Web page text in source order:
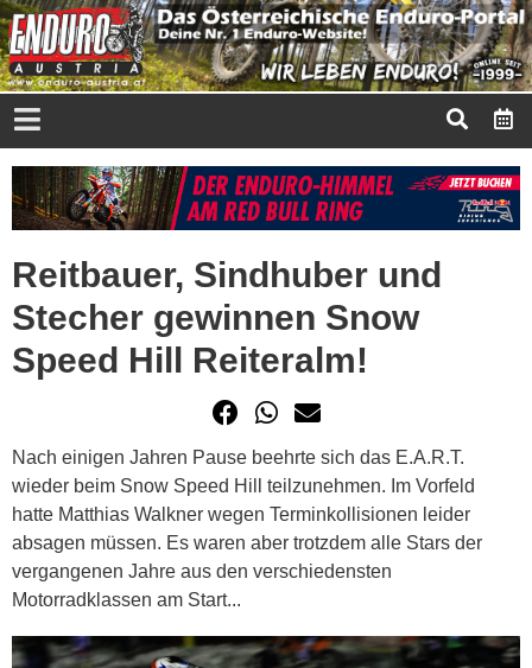
Reitbauer, Sindhuber und
Stecher gewinnen Snow
Speed Hill Reiteralm!
Nach einigen Jahren Pause beehrte sich das E.A.R.T.
wieder beim Snow Speed Hill teilzunehmen. Im Vorfeld
hatte Matthias Walkner wegen Terminkollisionen leider
absagen müssen. Es waren aber trotzdem alle Stars der
vergangenen Jahre aus den verschiedensten
Motorradklassen am Start...